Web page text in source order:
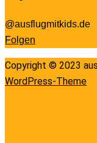
@ausflugmitkids.de
Folgen
Copyright © 2023
WordPress-Theme